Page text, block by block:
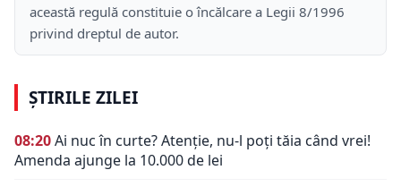
această regulă constituie o încălcare a Legii 8/1996
privind dreptul de autor.
ȘTIRILE ZILEI
08:20Ai nuc în curte? Atenție, nu-l poți tăia când vrei!
Amenda ajunge la 10.000 de lei